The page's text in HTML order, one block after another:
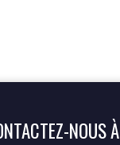
NOUS À